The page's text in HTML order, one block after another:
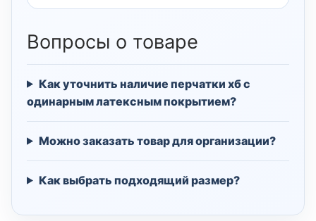
Вопросы о товаре
Как уточнить наличие перчатки хб с
одинарным латексным покрытием?
Можно заказать товар для организации?
Как выбрать подходящий размер?